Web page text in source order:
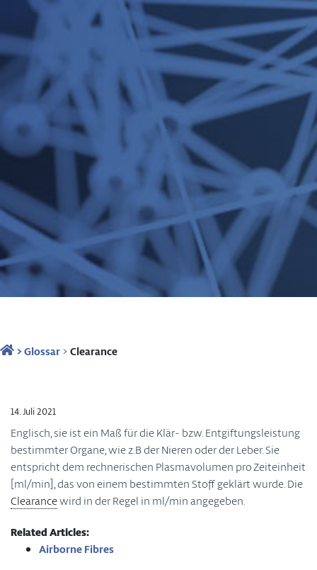
>Glossar>Clearance
14. Juli 2021
Englisch, sie ist ein Maß für die Klär- bzw. Entgiftungsleistung
bestimmter Organe, wie z.B der Nieren oder der Leber. Sie
entspricht dem rechnerischen Plasmavolumen pro Zeiteinheit
[ml/min], das von einem bestimmten Stoff geklärt wurde. Die
Clearancewird in der Regel in ml/min angegeben.
Related Articles:
Airborne Fibres